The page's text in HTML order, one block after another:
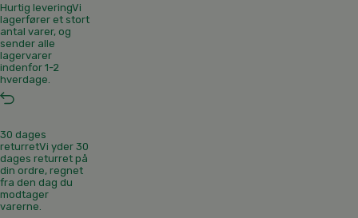
Hurtig leveringVi
lagerfører et stort
antal varer, og
sender alle
lagervarer
indenfor 1-2
hverdage.
30 dages
returretVi yder 30
dages returret på
din ordre, regnet
fra den dag du
modtager
varerne.